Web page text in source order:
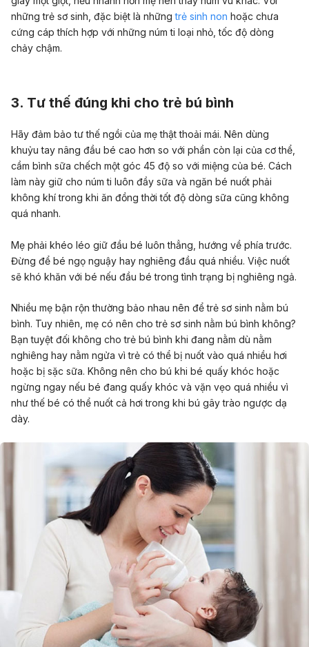
những trẻ sơ sinh, đặc biệt là nhữngtrẻ sinh non hoặc chưa
cứng cáp thích hợp với những núm ti loại nhỏ, tốc độ dòng
chảy chậm.
3. Tư thế đúng khi cho trẻ bú bình
Hãy đảm bảo tư thế ngồi của mẹ thật thoải mái. Nên dùng
khuỷu tay nâng đầu bé cao hơn so với phần còn lại của cơ thể,
cầm bình sữa chếch một góc 45 độ so với miệng của bé. Cách
làm này giữ cho núm ti luôn đầy sữa và ngăn bé nuốt phải
không khí trong khi ăn đồng thời tốt độ dòng sữa cũng không
quá nhanh.
Mẹ phải khéo léo giữ đầu bé luôn thẳng, hướng về phía trước.
Đừng để bé ngọ nguậy hay nghiêng đầu quá nhiều. Việc nuốt
sẽ khó khăn với bé nếu đầu bé trong tình trạng bị nghiêng ngả.
Nhiều mẹ bận rộn thường bảo nhau nên để trẻ sơ sinh nằm bú
bình. Tuy nhiên, mẹ có nên cho trẻ sơ sinh nằm bú bình không?
Bạn tuyệt đối không cho trẻ bú bình khi đang nằm dù nằm
nghiêng hay nằm ngửa vì trẻ có thể bị nuốt vào quá nhiều hơi
hoặc bị sặc sữa. Không nên cho bú khi bé quấy khóc hoặc
ngừng ngay nếu bé đang quấy khóc và vặn vẹo quá nhiều vì
như thế bé có thể nuốt cả hơi trong khi bú gây trào ngược dạ
dày.